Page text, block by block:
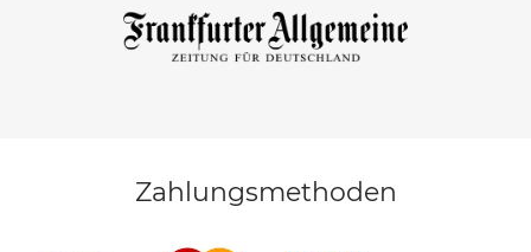
Zahlungsmethoden